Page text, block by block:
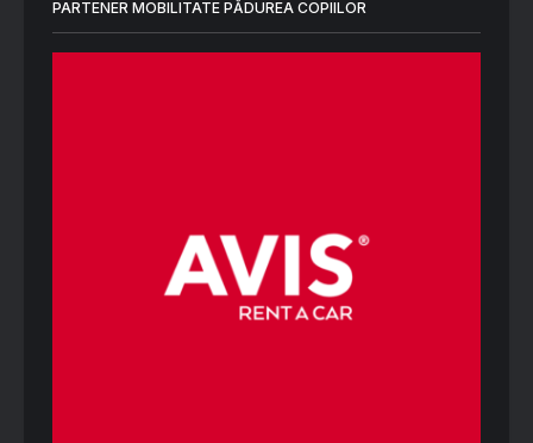
PARTENER MOBILITATE PĂDUREA COPIILOR